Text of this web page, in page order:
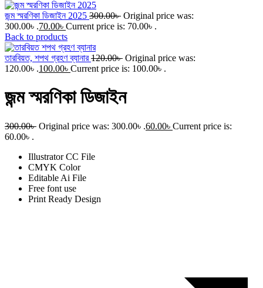
জন্ম স্মরণিকা ডিজাইন 2025 300.00৳ Original price was:
300.00৳ .70.00৳ Current price is: 70.00৳ .
Back to products
তারবিয়ত, শপথ গ্রহণ ব্যানার120.00৳ Original price was:
120.00৳ .100.00৳ Current price is: 100.00৳ .
জন্ম স্মরণিকা ডিজাইন
300.00৳ Original price was: 300.00৳ .60.00৳ Current price is:
60.00৳ .
Illustrator CC File
CMYK Color
Editable Ai File
Free font use
Print Ready Design